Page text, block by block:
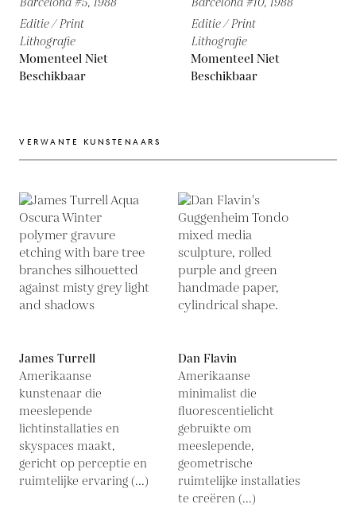
Editie / Print
Lithografie
Momenteel Niet
Beschikbaar
Editie / Print
Lithografie
Momenteel Niet
Beschikbaar
VERWANTE KUNSTENAARS
James Turrell
Amerikaanse
kunstenaar die
meeslepende
lichtinstallaties en
skyspaces maakt,
gericht op perceptie en
ruimtelijke ervaring (...)
Dan Flavin
Amerikaanse
minimalist die
fluorescentielicht
gebruikte om
meeslepende,
geometrische
ruimtelijke installaties
te creëren (...)